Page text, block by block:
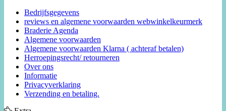
Bedrijfsgegevens
reviews en algemene voorwaarden webwinkelkeurmerk
Braderie Agenda
Algemene voorwaarden
Algemene voorwaarden Klarna ( achteraf betalen)
Herroepingsrecht/ retourneren
Over ons
Informatie
Privacyverklaring
Verzending en betaling.